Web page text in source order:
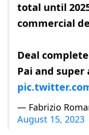
total until
commercial
Deal
Pai and super
— Fabrizio
August 15, 2023